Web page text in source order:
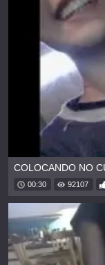
00:30 92107